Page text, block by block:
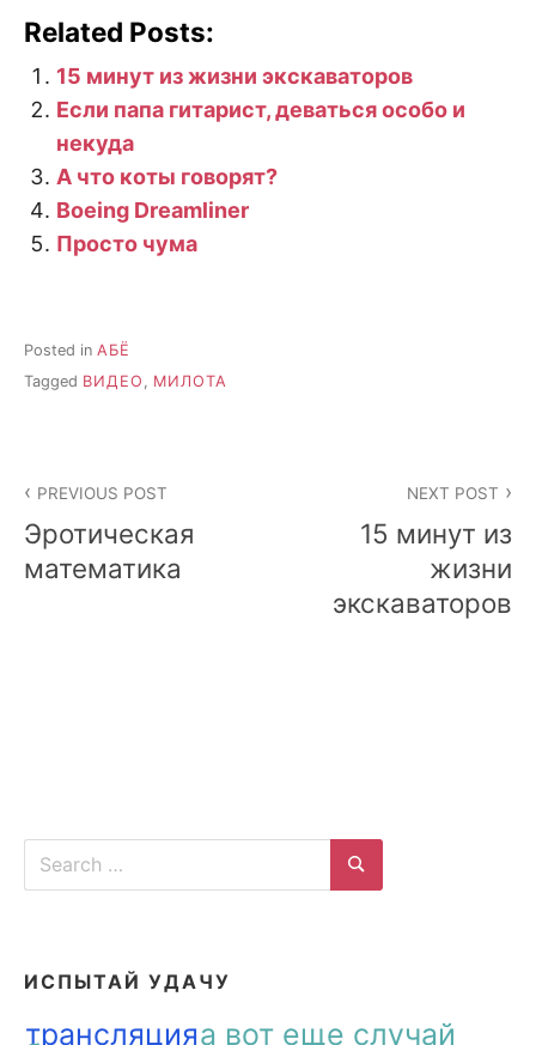
Related Posts:
15 минут из жизни экскаваторов
Если папа гитарист, деваться особо и
некуда
А что коты говорят?
Boeing Dreamliner
Просто чума
Posted in АБЁ
Tagged ВИДЕО , МИЛОТА
navigation
PREVIOUS POST
Эротическая
математика
NEXT POST
15 минут из
жизни
экскаваторов
Search
Search
ИСПЫТАЙ УДАЧУ
трансляцияа вот еще случай